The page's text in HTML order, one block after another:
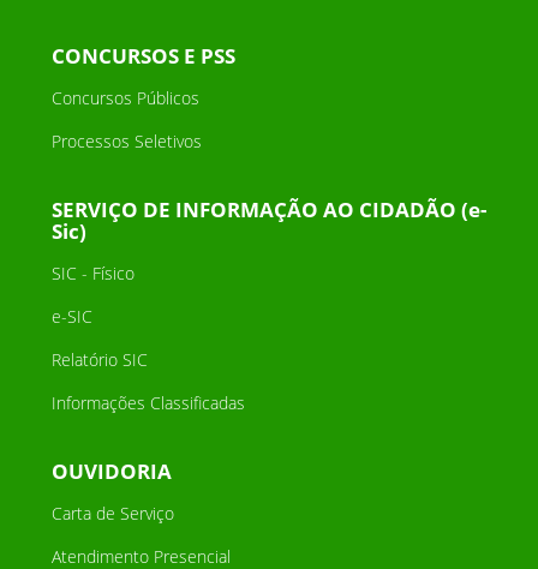
CONCURSOS E PSS
Concursos Públicos
Processos Seletivos
SERVIÇO DE INFORMAÇÃO AO CIDADÃO (e-
Sic)
SIC - Físico
e-SIC
Relatório SIC
Informações Classificadas
OUVIDORIA
Carta de Serviço
Atendimento Presencial